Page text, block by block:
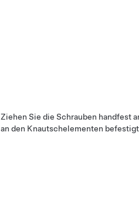
Ziehen Sie die Schrauben handfest
an den Knautschelementen